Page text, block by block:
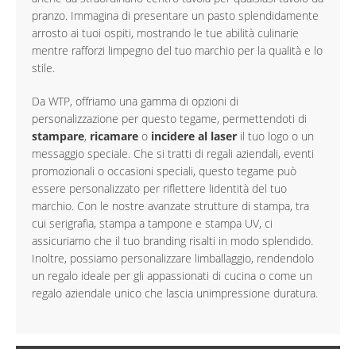
pranzo. Immagina di presentare un pasto splendidamente
arrosto ai tuoi ospiti, mostrando le tue abilità culinarie
mentre rafforzi limpegno del tuo marchio per la qualità e lo
stile.
Da WTP, offriamo una gamma di opzioni di
personalizzazione per questo tegame, permettendoti di
stampare, ricamare o incidere al laser il tuo logo o un
messaggio speciale. Che si tratti di regali aziendali, eventi
promozionali o occasioni speciali, questo tegame può
essere personalizzato per riflettere lidentità del tuo
marchio. Con le nostre avanzate strutture di stampa, tra
cui serigrafia, stampa a tampone e stampa UV, ci
assicuriamo che il tuo branding risalti in modo splendido.
Inoltre, possiamo personalizzare limballaggio, rendendolo
un regalo ideale per gli appassionati di cucina o come un
regalo aziendale unico che lascia unimpressione duratura.